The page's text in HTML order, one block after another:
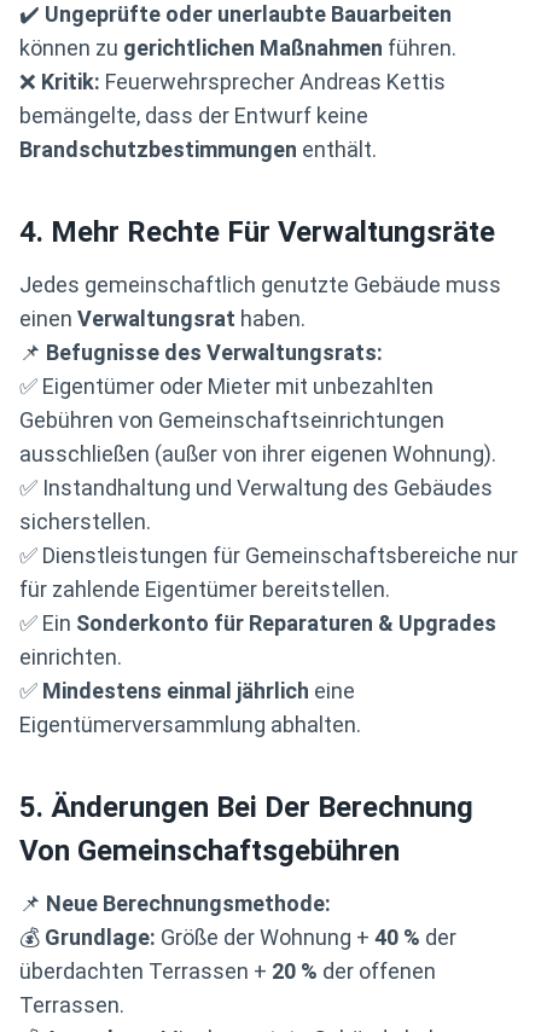
✔️ Ungeprüfte oder unerlaubte Bauarbeiten
können zu gerichtlichen Maßnahmen führen.
❌ Kritik: Feuerwehrsprecher Andreas Kettis
bemängelte, dass der Entwurf keine
Brandschutzbestimmungen enthält.
4. Mehr Rechte Für Verwaltungsräte
Jedes gemeinschaftlich genutzte Gebäude muss
einen Verwaltungsrat haben.
📌 Befugnisse des Verwaltungsrats:
✅ Eigentümer oder Mieter mit unbezahlten
Gebühren von Gemeinschaftseinrichtungen
ausschließen (außer von ihrer eigenen Wohnung).
✅ Instandhaltung und Verwaltung des Gebäudes
sicherstellen.
✅ Dienstleistungen für Gemeinschaftsbereiche nur
für zahlende Eigentümer bereitstellen.
✅ Ein Sonderkonto für Reparaturen & Upgrades
einrichten.
✅ Mindestens einmal jährlich eine
Eigentümerversammlung abhalten.
5. Änderungen Bei Der Berechnung
Von Gemeinschaftsgebühren
📌 Neue Berechnungsmethode:
💰 Grundlage: Größe der Wohnung + 40 % der
überdachten Terrassen + 20 % der offenen
Terrassen.